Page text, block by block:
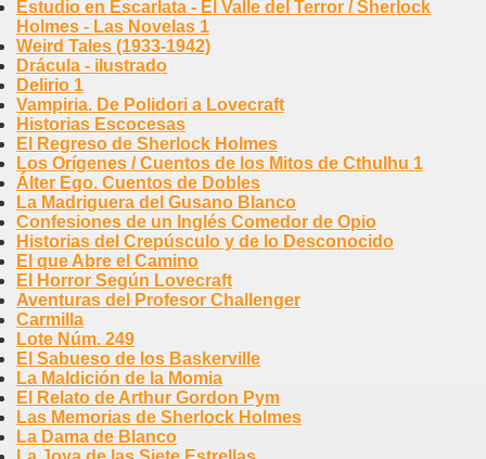
Estudio en Escarlata - El Valle del Terror / Sherlock
Holmes - Las Novelas 1
Weird Tales (1933-1942)
Drácula - ilustrado
Delirio 1
Vampiria. De Polidori a Lovecraft
Historias Escocesas
El Regreso de Sherlock Holmes
Los Orígenes / Cuentos de los Mitos de Cthulhu 1
Álter Ego. Cuentos de Dobles
La Madriguera del Gusano Blanco
Confesiones de un Inglés Comedor de Opio
Historias del Crepúsculo y de lo Desconocido
El que Abre el Camino
El Horror Según Lovecraft
Aventuras del Profesor Challenger
Carmilla
Lote Núm. 249
El Sabueso de los Baskerville
La Maldición de la Momia
El Relato de Arthur Gordon Pym
Las Memorias de Sherlock Holmes
La Dama de Blanco